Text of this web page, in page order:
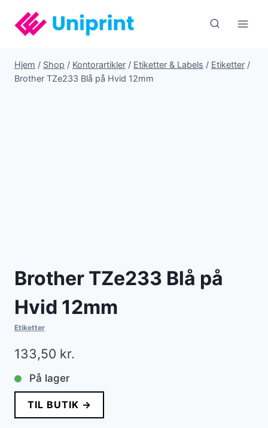
indhold
Hjem / Shop / Kontorartikler / Etiketter & Labels / Etiketter /
Brother TZe233 Blå på Hvid 12mm
Brother TZe233 Blå på
Hvid 12mm
Etiketter
133,50 kr.
På lager
TIL BUTIK →